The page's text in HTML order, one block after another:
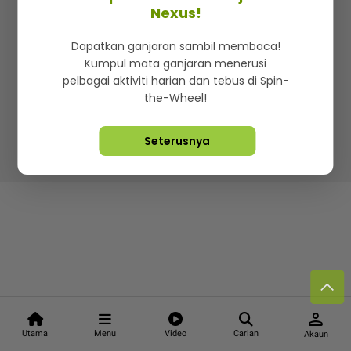
Utama Menu Video Carian
person
Akaun
Iklan di SMG360
Terma & Syarat Dasar Privasi
Lebih hot, viral dan sensasi
Hakcipta Terpelihara ©2026. Star Media Group Berhad
Nexus!
Dapatkan ganjaran sambil membaca!
Kumpul mata ganjaran menerusi
pelbagai aktiviti harian dan tebus di Spin-
the-Wheel!
Seterusnya